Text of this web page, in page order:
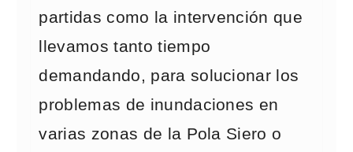
partidas como la intervención que
llevamos tanto tiempo
demandando, para solucionar los
problemas de inundaciones en
varias zonas de la Pola Siero o